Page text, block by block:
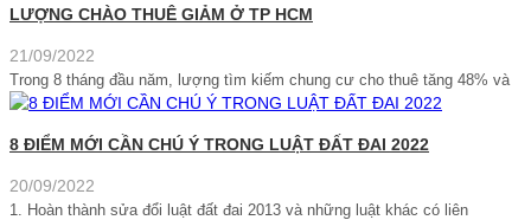
LƯỢNG CHÀO THUÊ GIẢM Ở TP HCM
21/09/2022
Trong 8 tháng đầu năm, lượng tìm kiếm chung cư cho thuê tăng 48% và
8 ĐIỂM MỚI CẦN CHÚ Ý TRONG LUẬT ĐẤT ĐAI 2022
20/09/2022
1. Hoàn thành sửa đổi luật đất đai 2013 và những luật khác có liên